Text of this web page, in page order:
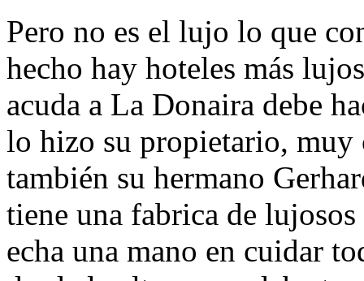
Pero no es el lujo lo que
hecho hay hoteles más
acuda a La Donaira debe
lo hizo su propietario,
también su hermano
tiene una fabrica de
echa una mano en cuidar